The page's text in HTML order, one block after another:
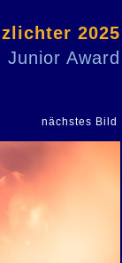
2025
Junior Award
nächstes Bild